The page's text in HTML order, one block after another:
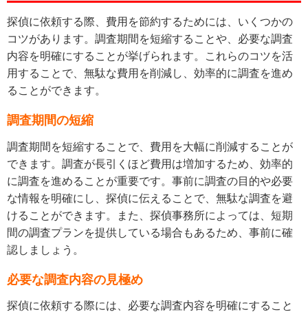
探偵に依頼する際、費用を節約するためには、いくつかの
コツがあります。調査期間を短縮することや、必要な調査
内容を明確にすることが挙げられます。これらのコツを活
用することで、無駄な費用を削減し、効率的に調査を進め
ることができます。
調査期間の短縮
調査期間を短縮することで、費用を大幅に削減することが
できます。調査が長引くほど費用は増加するため、効率的
に調査を進めることが重要です。事前に調査の目的や必要
な情報を明確にし、探偵に伝えることで、無駄な調査を避
けることができます。また、探偵事務所によっては、短期
間の調査プランを提供している場合もあるため、事前に確
認しましょう。
必要な調査内容の見極め
探偵に依頼する際には、必要な調査内容を明確にすること